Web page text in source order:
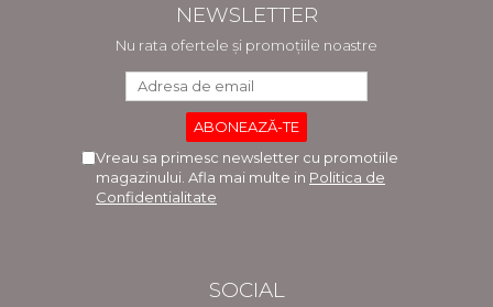
NEWSLETTER
Nu rata ofertele și promoțiile noastre
Vreau sa primesc newsletter cu promotiile
magazinului. Afla mai multe in Politica de
Confidentialitate
SOCIAL